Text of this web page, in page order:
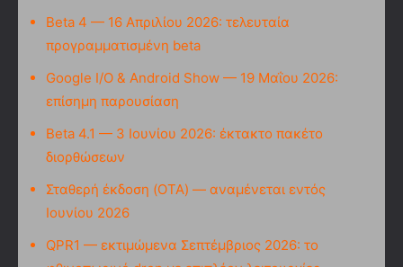
Beta 4 — 16 Απριλίου 2026: τελευταία
προγραμματισμένη beta
Google I/O & Android Show — 19 Μαΐου 2026:
επίσημη παρουσίαση
Beta 4.1 — 3 Ιουνίου 2026: έκτακτο πακέτο
διορθώσεων
Σταθερή έκδοση (OTA) — αναμένεται εντός
Ιουνίου 2026
QPR1 — εκτιμώμενα Σεπτέμβριος 2026: το